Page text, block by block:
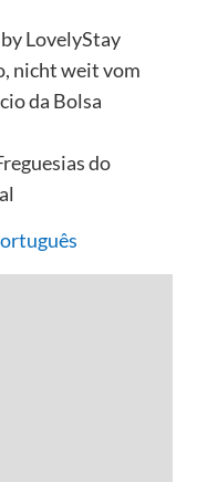
LovelyStay
nicht weit vom
da Bolsa
do